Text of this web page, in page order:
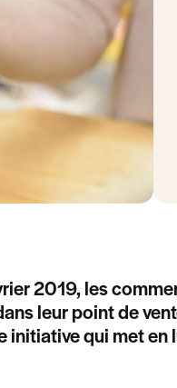
2019, les
leur point de
initiative qui met en